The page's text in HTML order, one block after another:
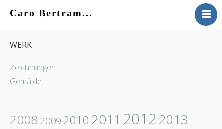
Caro Bertram...
KONTAKT
WERK
Zeichnungen
Gemälde
2008 2009 2010 2011 20122013